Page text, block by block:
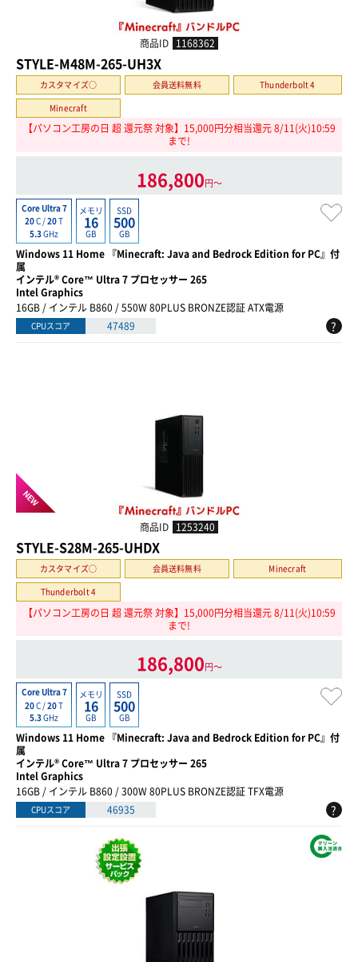
商品ID 1168362
STYLE-M48M-265-UH3X
カスタマイズ○ 会員送料無料
Thunderbolt 4
Minecraft
【パソコン工房の日 超 還元祭 対象】15,000円分相当還元 8/11(火)10:59
まで!
186,800円〜
Core Ultra 7
20C /20T
5.3GHz
メモリ
16
GB
SSD
500
GB
Windows 11 Home 『Minecraft: Java and Bedrock Edition for PC』付
属
インテル® Core™ Ultra 7 プロセッサー 265
Intel Graphics
16GB / インテル B860 / 550W 80PLUS BRONZE認証 ATX電源
CPUスコア 47489 ?
NEW
商品ID 1253240
STYLE-S28M-265-UHDX
カスタマイズ○ 会員送料無料
Minecraft
Thunderbolt 4
【パソコン工房の日 超 還元祭 対象】15,000円分相当還元 8/11(火)10:59
まで!
186,800円〜
Core Ultra 7
20C /20T
5.3GHz
メモリ
16
GB
SSD
500
GB
Windows 11 Home 『Minecraft: Java and Bedrock Edition for PC』付
属
インテル® Core™ Ultra 7 プロセッサー 265
Intel Graphics
16GB / インテル B860 / 300W 80PLUS BRONZE認証 TFX電源
CPUスコア 46935 ?